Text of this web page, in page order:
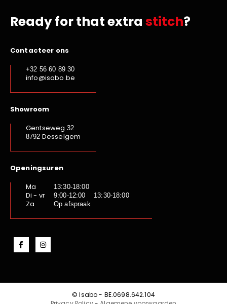
Ready for that extra stitch?
Contacteer ons
+32 56 60 89 30
info@isabo.be
Showroom
Gentseweg 32
8792 Desselgem
Openingsuren
Ma
13:30-18:00
Di - vr 9:00-12:00 13:30-18:00
Za Op afspraak
© Isabo - BE.0698.642.104